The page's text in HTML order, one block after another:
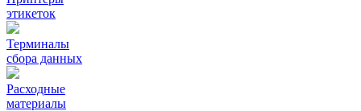
этикеток
Терминалы
сбора данных
Расходные
материалы